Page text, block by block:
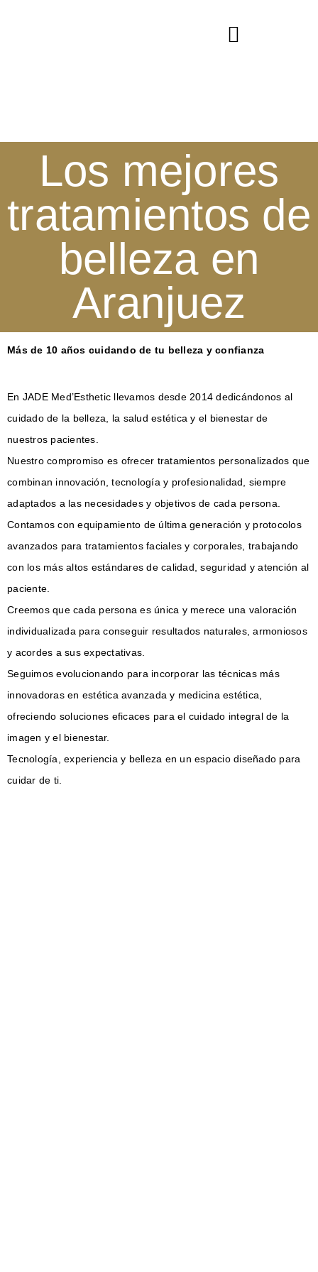
Los mejores
tratamientos de
belleza en
Aranjuez
Más de 10 años cuidando de tu belleza y confianza
En JADE Med’Esthetic llevamos desde 2014 dedicándonos al
cuidado de la belleza, la salud estética y el bienestar de
nuestros pacientes.
Nuestro compromiso es ofrecer tratamientos personalizados que
combinan innovación, tecnología y profesionalidad, siempre
adaptados a las necesidades y objetivos de cada persona.
Contamos con equipamiento de última generación y protocolos
avanzados para tratamientos faciales y corporales, trabajando
con los más altos estándares de calidad, seguridad y atención al
paciente.
Creemos que cada persona es única y merece una valoración
individualizada para conseguir resultados naturales, armoniosos
y acordes a sus expectativas.
Seguimos evolucionando para incorporar las técnicas más
innovadoras en estética avanzada y medicina estética,
ofreciendo soluciones eficaces para el cuidado integral de la
imagen y el bienestar.
Tecnología, experiencia y belleza en un espacio diseñado para
cuidar de ti.